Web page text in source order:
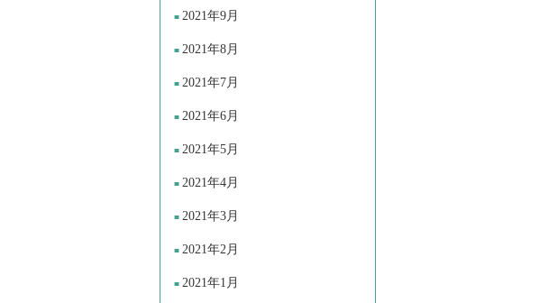
2021年9月
2021年8月
2021年7月
2021年6月
2021年5月
2021年4月
2021年3月
2021年2月
2021年1月